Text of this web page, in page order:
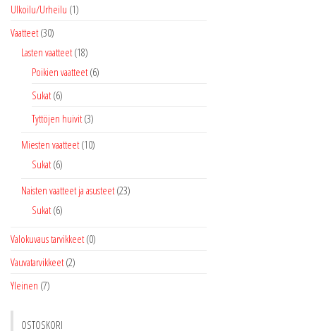
Ulkoilu/Urheilu (1)
Vaatteet (30)
Lasten vaatteet (18)
Poikien vaatteet (6)
Sukat (6)
Tyttöjen huivit (3)
Miesten vaatteet (10)
Sukat (6)
Naisten vaatteet ja asusteet (23)
Sukat (6)
Valokuvaus tarvikkeet (0)
Vauvatarvikkeet (2)
Yleinen (7)
OSTOSKORI